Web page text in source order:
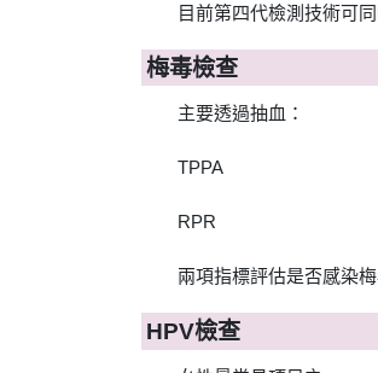
目前第四代檢測技術可
梅毒檢查
主要透過抽血：
TPPA
RPR
兩項指標評估是否感染梅
HPV檢查